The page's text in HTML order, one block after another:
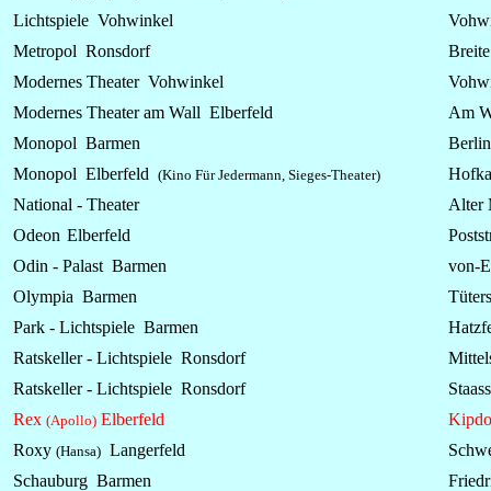
Lichtspiele Vohwinkel
Metropol Ronsdorf
Modernes Theater Vohwinkel
Modernes Theater am Wall Elberfeld
Am
Monopol Barmen
Monopol Elberfeld (Kino Für Jedermann, Sieges-Theater)
National - Theater
Alter
Odeon Elberfeld
Odin - Palast Barmen
von-
Olympia Barmen
Park - Lichtspiele Barmen
Ratskeller - Lichtspiele Ronsdorf
Ratskeller - Lichtspiele Ronsdorf
Rex (Apollo) Elberfeld
Roxy (Hansa) Langerfeld
Schauburg Barmen